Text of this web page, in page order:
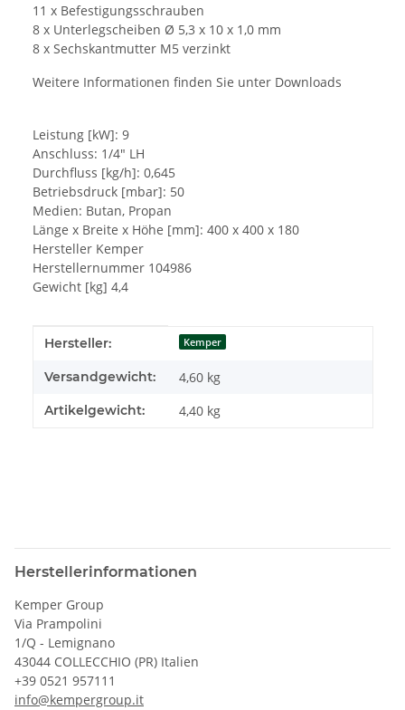
11 x Befestigungsschrauben
8 x Unterlegscheiben Ø 5,3 x 10 x 1,0 mm
8 x Sechskantmutter M5 verzinkt
Weitere Informationen finden Sie unter Downloads
Leistung [kW]: 9
Anschluss: 1/4" LH
Durchfluss [kg/h]: 0,645
Betriebsdruck [mbar]: 50
Medien: Butan, Propan
Länge x Breite x Höhe [mm]: 400 x 400 x 180
Hersteller Kemper
Herstellernummer 104986
Gewicht [kg] 4,4
Produkteigenschaft
Wert
Hersteller: Kemper
Versandgewicht: 4,60 kg
Artikelgewicht: 4,40 kg
Herstellerinformationen
Kemper Group
Via Prampolini
1/Q - Lemignano
43044 COLLECCHIO (PR) Italien
+39 0521 957111
info@kempergroup.it